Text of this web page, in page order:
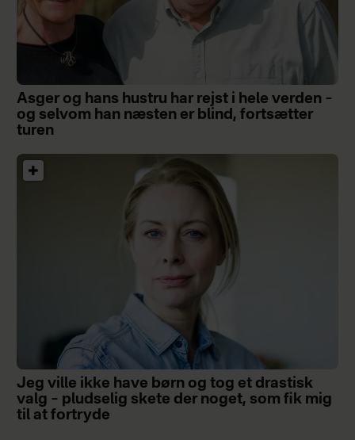
Asger og hans hustru har rejst i hele verden –
og selvom han næsten er blind, fortsætter
turen
Jeg ville ikke have børn og tog et drastisk
valg – pludselig skete der noget, som fik mig
til at fortryde